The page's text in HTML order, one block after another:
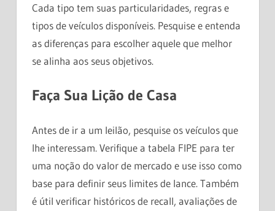
Cada tipo tem suas particularidades, regras e
tipos de veículos disponíveis. Pesquise e entenda
as diferenças para escolher aquele que melhor
se alinha aos seus objetivos.
Faça Sua Lição de Casa
Antes de ir a um leilão, pesquise os veículos que
lhe interessam. Verifique a tabela FIPE para ter
uma noção do valor de mercado e use isso como
base para definir seus limites de lance. Também
é útil verificar históricos de recall, avaliações de